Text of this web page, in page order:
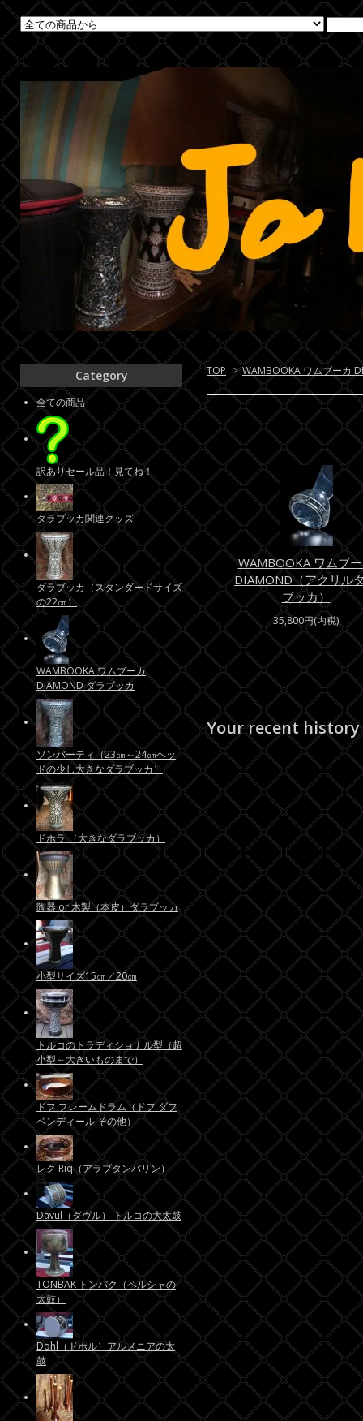
TOP > WAMBOOKA ワムブーカ
WAMBOOKA ワムブ
DIAMOND（アクリル
ブッカ）
35,800円(内税)
Your recent history
Category
全ての商品
訳ありセール品！見てね！
ダラブッカ関連グッズ
ダラブッカ（スタンダードサイズ
の22㎝）
WAMBOOKA ワムブーカ
DIAMOND ダラブッカ
ソンバーティ（23㎝～24㎝ヘッ
ドの少し大きなダラブッカ）
ドホラ （大きなダラブッカ）
陶器 or 木製（本皮）ダラブッカ
小型サイズ15㎝／20㎝
トルコのトラディショナル型（超
小型～大きいものまで）
ドフ フレームドラム（ドフ ダフ
ベンディール その他）
レク Riq（アラブタンバリン）
Davul（ダヴル） トルコの大太鼓
TONBAK トンバク（ペルシャの
太鼓）
Dohl（ドホル）アルメニアの太
鼓